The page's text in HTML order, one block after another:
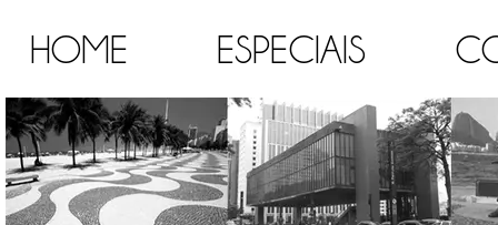
HOME ESPECIAIS